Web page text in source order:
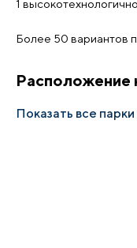
1
Более 50 вариантов
Расположение
Показать все парки